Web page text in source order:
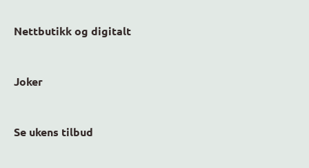
Nettbutikk og digitalt
Joker
Se ukens tilbud